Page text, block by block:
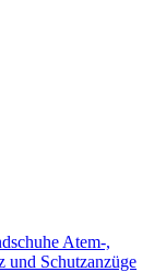
Atem-,
Schutzanzüge